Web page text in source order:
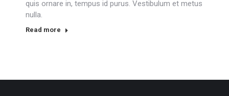
quis ornare in, tempus id purus. Vestibulum et metus
nulla.
Read more